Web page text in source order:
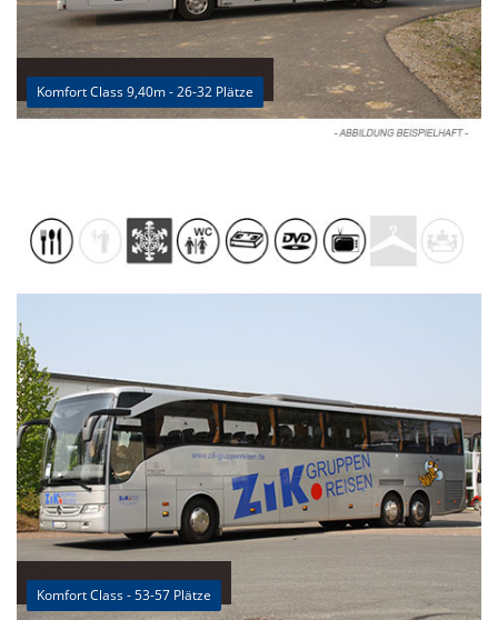
Komfort Class 9,40m - 26-32 Plätze
Komfort Class - 53-57 Plätze